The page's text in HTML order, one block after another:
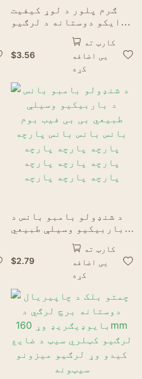
ګرم پلور د لوړ کیفیت
ایکو دوستانه د لرګیو
$3.56
کارټ ته
یی اضافه
کړه
د شنډولو بامبو بانس د
باربیکیو وسیلې طبیعي
بی بی فیب بوم بانس بانس
بانس پارچه پارچه پارچه
پارچه پارچه پارچه
پارچه پارچه پارچه
پارچه
$2.79
کارټ ته
یی اضافه
کړه